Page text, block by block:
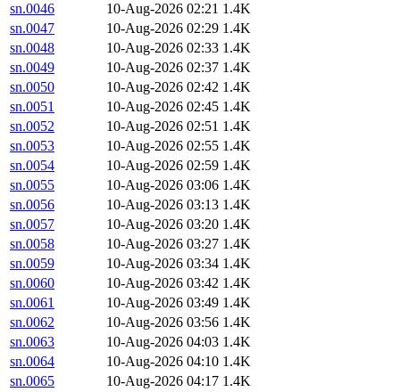
sn.0046
10-Aug-2026 02:21 1.4K
sn.0047
10-Aug-2026 02:29 1.4K
sn.0048
10-Aug-2026 02:33 1.4K
sn.0049
10-Aug-2026 02:37 1.4K
sn.0050
10-Aug-2026 02:42 1.4K
sn.0051
10-Aug-2026 02:45 1.4K
sn.0052
10-Aug-2026 02:51 1.4K
sn.0053
10-Aug-2026 02:55 1.4K
sn.0054
10-Aug-2026 02:59 1.4K
sn.0055
10-Aug-2026 03:06 1.4K
sn.0056
10-Aug-2026 03:13 1.4K
sn.0057
10-Aug-2026 03:20 1.4K
sn.0058
10-Aug-2026 03:27 1.4K
sn.0059
10-Aug-2026 03:34 1.4K
sn.0060
10-Aug-2026 03:42 1.4K
sn.0061
10-Aug-2026 03:49 1.4K
sn.0062
10-Aug-2026 03:56 1.4K
sn.0063
10-Aug-2026 04:03 1.4K
sn.0064
10-Aug-2026 04:10 1.4K
sn.0065
10-Aug-2026 04:17 1.4K